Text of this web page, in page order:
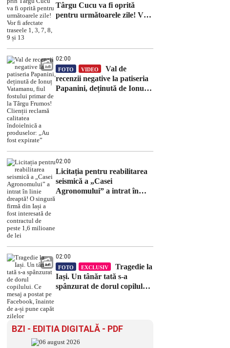
Târgu Cucu va fi oprită
pentru următoarele zile! Vor
02:00
FOTO VIDEO
Val de
recenzii negative la patiseria
Papanini, deținută de Ionuț
02:00
Licitația pentru reabilitarea
seismică a „Casei
Agronomului” a intrat în
02:00
FOTO EXCLUSIV
Tragedie la
Iași. Un tânăr tată s-a
spânzurat de dorul copilului.
BZI - EDITIA DIGITALĂ - PDF